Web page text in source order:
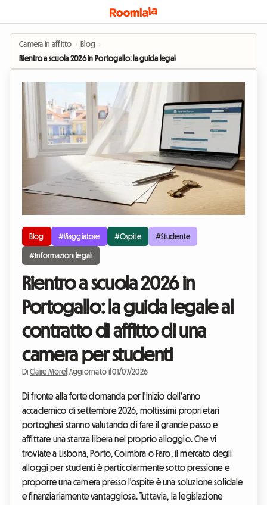
Camera in affitto › Blog ›
Rientro a scuola 2026 in Portogallo: la guida legale al contratto di affitto di
Blog #Viaggiatore #Ospite #Studente
#Informazioni legali
Rientro a scuola 2026 in
Portogallo: la guida legale al
contratto di affitto di una
camera per studenti
Di Claire Morel Aggiornato il 01/07/2026
Di fronte alla forte domanda per l'inizio dell'anno
accademico di settembre 2026, moltissimi proprietari
portoghesi stanno valutando di fare il grande passo e
affittare una stanza libera nel proprio alloggio. Che vi
troviate a Lisbona, Porto, Coimbra o Faro, il mercato degli
alloggi per studenti è particolarmente sotto pressione e
proporre una camera presso l'ospite è una soluzione solidale
e finanziariamente vantaggiosa. Tuttavia, la legislazione